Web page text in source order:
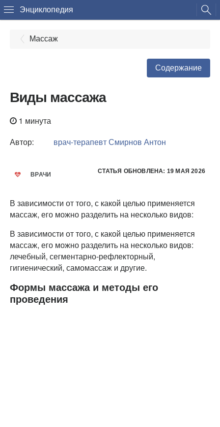
Энциклопедия
Массаж
Содержание
Виды массажа
1 минута
Автор:
врач-терапевтСмирнов Антон
ВРАЧИ СТАТЬЯ ОБНОВЛЕНА: 19 МАЯ 2026
В зависимости от того, с какой целью применяется
массаж, его можно разделить на несколько видов:
В зависимости от того, с какой целью применяется
массаж, его можно разделить на несколько видов:
лечебный, сегментарно-рефлекторный,
гигиенический, самомассаж и другие.
Формы массажа и методы его
проведения